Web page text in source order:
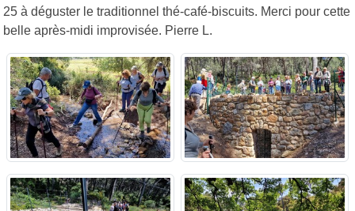
25 à déguster le traditionnel thé-café-biscuits. Merci pour cette
belle après-midi improvisée. Pierre L.